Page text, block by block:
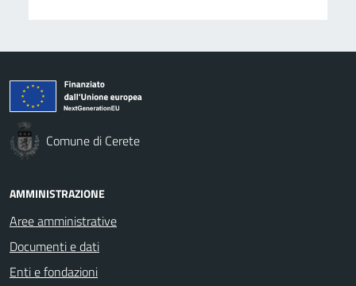
Comune di Cerete
AMMINISTRAZIONE
Aree amministrative
Documenti e dati
Enti e fondazioni